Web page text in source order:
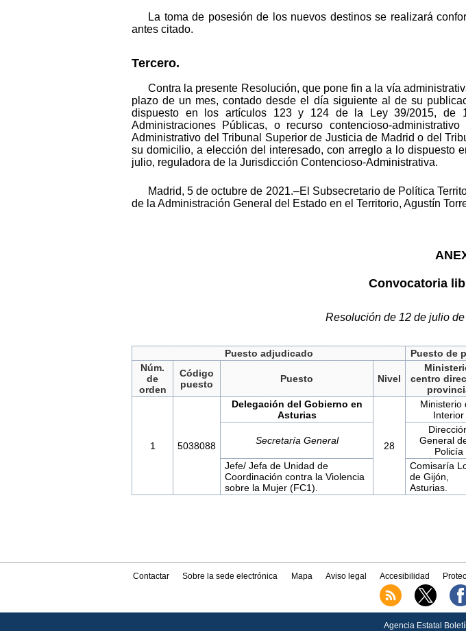
La toma de posesión de los nuevos destinos se realizará
antes citado.
Tercero.
Contra la presente Resolución, que pone fin a la vía
plazo de un mes, contado desde el día siguiente al de su
dispuesto en los artículos 123 y 124 de la Ley 39/2015, de
Administraciones Públicas, o recurso contencioso-
Administrativo del Tribunal Superior de Justicia de Madrid o del
su domicilio, a elección del interesado, con arreglo a lo dispuesto
julio, reguladora de la Jurisdicción Contencioso-Administrativa.
Madrid, 5 de octubre de 2021.–El Subsecretario de Política
de la Administración General del Estado en el Territorio, Agustín
Convocatoria
Resolución de 12 de julio
Puesto adjudicado Puesto de
Núm.
de
orden
Código
puesto
Puesto Nivel
centro
1 5038088
Delegación del Gobierno en
Asturias
28
Ministerio
Interior
Secretaría General
General
Policía
Jefe/ Jefa de Unidad de
Coordinación contra la Violencia
sobre la Mujer (FC1).
Comisaría
de Gijón,
Asturias.
Contactar Sobre la sede electrónica Mapa Aviso legal Accesibilidad
Agencia Estatal